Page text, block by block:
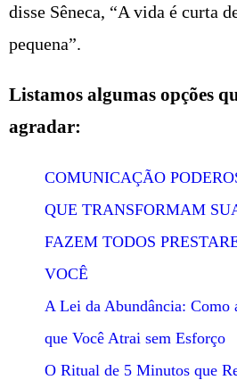
disse Sêneca, “A vida é curta
pequena”.
Listamos algumas opções
agradar:
COMUNICAÇÃO
QUE TRANSFORMAM
FAZEM TODOS
VOCÊ
A Lei da Abundância: Como
que Você Atrai sem Esforço
O Ritual de 5 Minutos que